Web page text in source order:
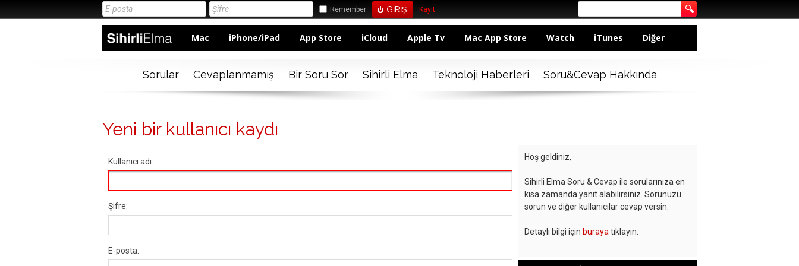
Remember Kayıt
Mac iPhone/iPad App Store iCloud Apple Tv Mac App Store Watch iTunes Diğer
Sorular Cevaplanmamış Bir Soru Sor Sihirli Elma Teknoloji Haberleri Soru&Cevap Hakkında
Yeni bir kullanıcı kaydı
Kullanıcı adı:
Şifre:
E-posta:
Hoş geldiniz,
Sihirli Elma Soru & Cevap ile sorularınıza en
kısa zamanda yanıt alabilirsiniz. Sorunuzu
sorun ve diğer kullanıcılar cevap versin.
Detaylı bilgi için buraya tıklayın.